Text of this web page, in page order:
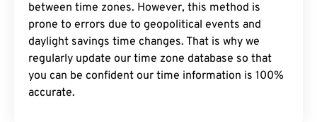
between time zones. However, this method is
prone to errors due to geopolitical events and
daylight savings time changes. That is why we
regularly update our time zone database so that
you can be confident our time information is 100%
accurate.